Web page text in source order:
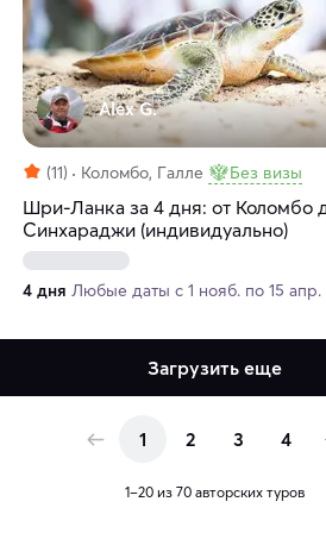
Alex G.
(11) Коломбо, Галле Без визы
Шри-Ланка за 4 дня: от Коломбо
Синхараджи (индивидуально)
4 дня Любые даты с 1 нояб. по 15 апр.
Загрузить еще
1 2 3 4
1–20 из 70 авторских туров